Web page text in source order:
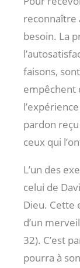
reconnaître
besoin. La
faisons,
empêchent
pardon
ceux qui
L’un des
celui de
Dieu. Cette
d’un
32). C’est
pourra à